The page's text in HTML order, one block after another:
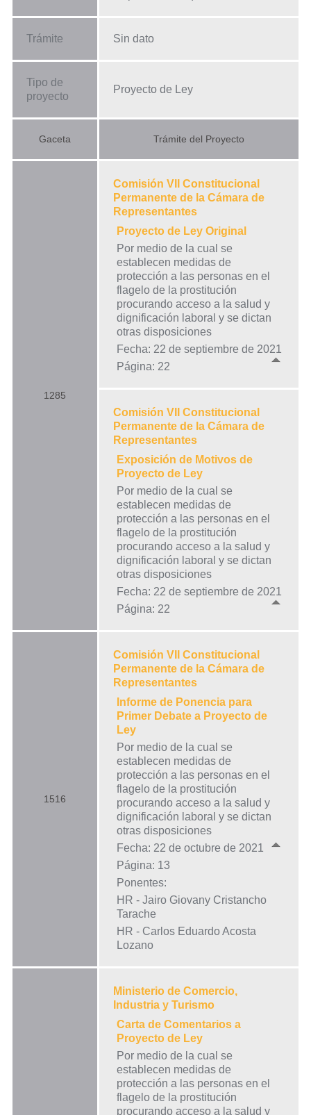
Trámite Sin dato
Tipo de
proyecto
Proyecto de Ley
Gaceta Trámite del Proyecto
1285
Comisión VII Constitucional
Permanente de la Cámara de
Representantes
Proyecto de Ley Original
Por medio de la cual se
establecen medidas de
protección a las personas en el
flagelo de la prostitución
procurando acceso a la salud y
dignificación laboral y se dictan
otras disposiciones
Fecha: 22 de septiembre de 2021
Página: 22
Comisión VII Constitucional
Permanente de la Cámara de
Representantes
Exposición de Motivos de
Proyecto de Ley
Por medio de la cual se
establecen medidas de
protección a las personas en el
flagelo de la prostitución
procurando acceso a la salud y
dignificación laboral y se dictan
otras disposiciones
Fecha: 22 de septiembre de 2021
Página: 22
1516
Comisión VII Constitucional
Permanente de la Cámara de
Representantes
Informe de Ponencia para
Primer Debate a Proyecto de
Ley
Por medio de la cual se
establecen medidas de
protección a las personas en el
flagelo de la prostitución
procurando acceso a la salud y
dignificación laboral y se dictan
otras disposiciones
Fecha: 22 de octubre de 2021
Página: 13
Ponentes:
HR - Jairo Giovany Cristancho
Tarache
HR - Carlos Eduardo Acosta
Lozano
Ministerio de Comercio,
Industria y Turismo
Carta de Comentarios a
Proyecto de Ley
Por medio de la cual se
establecen medidas de
protección a las personas en el
flagelo de la prostitución
procurando acceso a la salud y